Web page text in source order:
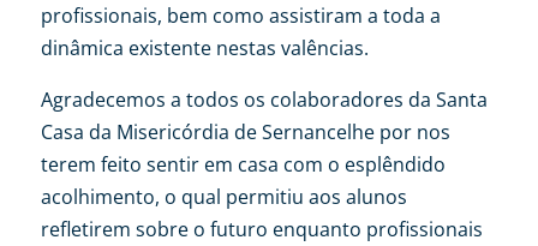
profissionais, bem como assistiram a toda a
dinâmica existente nestas valências.
Agradecemos a todos os colaboradores da Santa
Casa da Misericórdia de Sernancelhe por nos
terem feito sentir em casa com o esplêndido
acolhimento, o qual permitiu aos alunos
refletirem sobre o futuro enquanto profissionais